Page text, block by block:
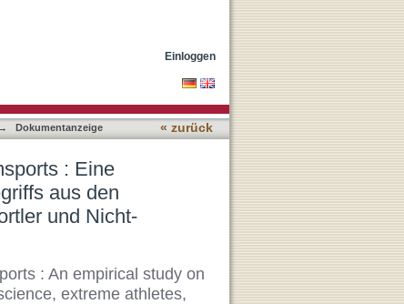
und Nicht-
Einloggen
→ Dokumentanzeige « zurück
: Eine
aus den
und Nicht-
: An empirical study on
extreme athletes,